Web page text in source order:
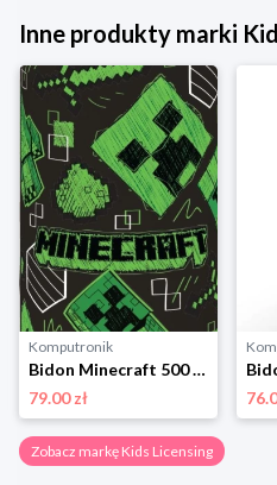
Inne produkty marki
Komputronik
Bidon Minecraft 500 ml MC00010 czarno-zielony Kids Licensing
79.00 zł
Zobacz markę Kids Licensing